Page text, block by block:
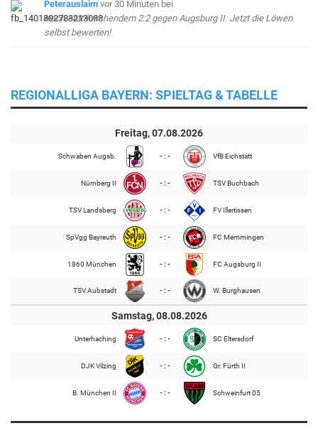
Peterauslaim vor 30 Minuten bei
Nach enttäuschendem 2:2 gegen Augsburg II: Jetzt die Löwen
selbst bewerten!
REGIONALLIGA BAYERN: SPIELTAG & TABELLE
Freitag, 07.08.2026
Schwaben Augsb. - : - VfB Eichstätt
Nürnberg II - : - TSV Buchbach
TSV Landsberg - : - FV Illertissen
SpVgg Bayreuth - : - FC Memmingen
1860 München - : - FC Augsburg II
TSV Aubstadt - : - W. Burghausen
Samstag, 08.08.2026
Unterhaching - : - SC Eltersdorf
DJK Vilzing - : - Gr. Fürth II
B. München II - : - Schweinfurt 05